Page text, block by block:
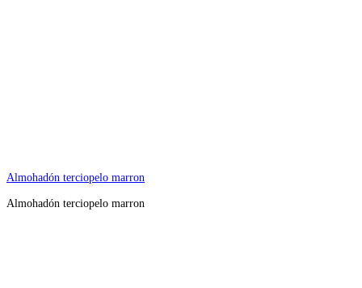
Almohadón terciopelo marron
Almohadón terciopelo marron